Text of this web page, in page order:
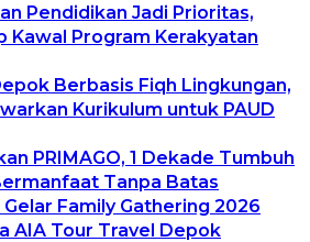
Pendidikan Jadi Prioritas,
Kawal Program Kerakyatan
Berbasis Fiqh Lingkungan,
Kurikulum untuk PAUD
PRIMAGO, 1 Dekade Tumbuh
Tanpa Batas
Gelar Family Gathering 2026
AIA Tour Travel Depok